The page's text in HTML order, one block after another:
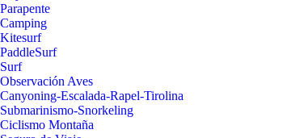
Parapente
Camping
Kitesurf
PaddleSurf
Surf
Observación Aves
Canyoning-Escalada-Rapel-Tirolina
Submarinismo-Snorkeling
Ciclismo Montaña